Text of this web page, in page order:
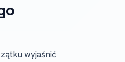
wyjaśnić